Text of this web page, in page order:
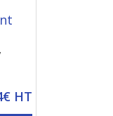
HT